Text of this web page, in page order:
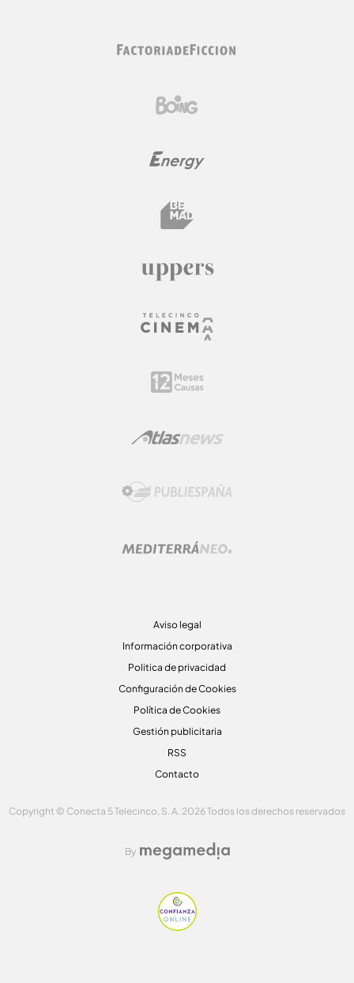
Aviso legal
Información corporativa
Politica de privacidad
Configuración de Cookies
Política de Cookies
Gestión publicitaria
RSS
Contacto
Copyright © Conecta 5 Telecinco, S. A. 2026 Todos los derechos reservados
By